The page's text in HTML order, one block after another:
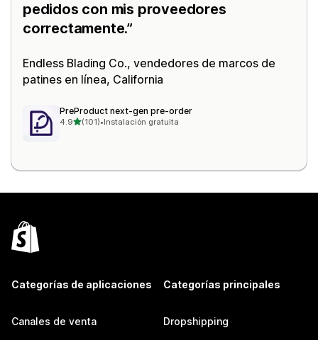
pedidos con mis proveedores
correctamente.
Endless Blading Co., vendedores de marcos de
patines en línea, California
PreProduct next‑gen pre‑order
4.9de 5 estrellas
(101)
101 reseñas en total
•Instalación gratuita
Categorías de aplicaciones
Canales de venta
Categorías principales
Dropshipping